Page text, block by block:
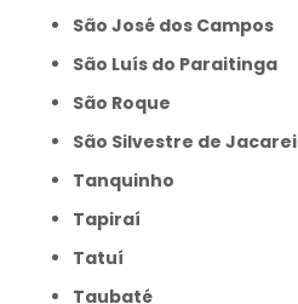
São José dos Campos
São Luís do Paraitinga
São Roque
São Silvestre de Jacarei
Tanquinho
Tapiraí
Tatuí
Taubaté